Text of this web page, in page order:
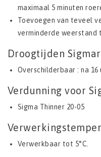
maximaal 5 minuten
Toevoegen van teveel
verminderde weerstand
Droogtijden
Overschilderbaar : na 16
Verdunning voor
Sigma Thinner 20-05
Verwerkbaar tot 5°C.